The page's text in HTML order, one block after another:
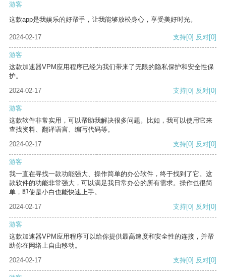
游客
这款app是我娱乐的好帮手，让我能够放松身心，享受美好时光。
2024-02-17 支持[0] 反对[0]
游客
这款加速器VPM应用程序已经为我们带来了无限的隐私保护和安全性保
护。
2024-02-17
支持[0] 反对[0]
游客
这款软件非常实用，可以帮助我解决很多问题。比如，我可以使用它来
查找资料、翻译语言、编写代码等。
2024-02-17
支持[0] 反对[0]
游客
我一直在寻找一款功能强大、操作简单的办公软件，终于找到了它。这
款软件的功能非常强大，可以满足我日常办公的所有需求。操作也很简
单，即使是小白也能快速上手。
2024-02-17
支持[0] 反对[0]
游客
这款加速器VPM应用程序可以给你提供最高速度和安全性的连接，并帮
助你在网络上自由移动。
2024-02-17
支持[0] 反对[0]